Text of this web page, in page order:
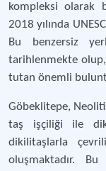
kompleksi olarak
2018 yılında
Bu benzersiz
tarihlenmekte olup,
tutan önemli
Göbeklitepe,
taş işçiliği ile
dikilitaşlarla
oluşmaktadır.